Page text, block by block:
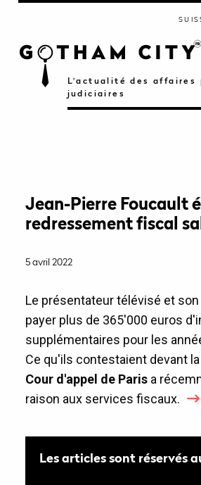
L'actualité des affaires
judiciaires
Jean-Pierre Foucault
redressement fiscal
5 avril 2022
Le présentateur télévisé et
payer plus de 365'000 euros
supplémentaires pour les
Ce qu'ils contestaient devant
Cour d'appel de Parisa
raison aux services fiscaux.
Les articles sont réservés